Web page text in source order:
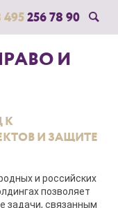
495 256 78 90
И
К
И ЗАЩИТЕ
и российских
позволяет
задачи, связанным